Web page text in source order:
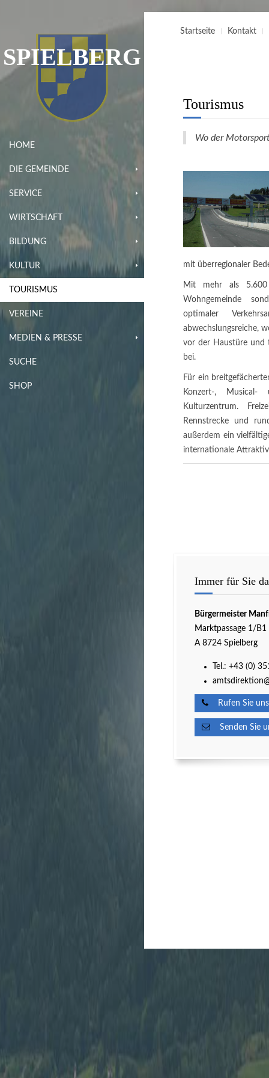
SPIELBERG
HOME
DIE GEMEINDE
SERVICE
WIRTSCHAFT
BILDUNG
KULTUR
TOURISMUS
VEREINE
MEDIEN & PRESSE
SUCHE
SHOP
Startseite Kontakt
Tourismus
Wo der
mit überregionaler
Mit mehr als
Wohngemeinde
optimaler
abwechslungsreiche,
vor der Haustüre und
bei.
Für ein
Konzert-, Musical-
Kulturzentrum.
Rennstrecke und
außerdem ein
internationale
Immer für Sie
Bürgermeister
Marktpassage 1/B1
A 8724 Spielberg
Tel.: +43 (0)
Rufen Sie
Senden Sie